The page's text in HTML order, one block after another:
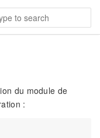
du module de
: